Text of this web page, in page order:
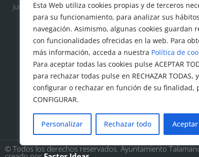
Esta Web utiliza cookies propias y de terceros
para su funcionamiento, para analizar sus
navegación. Asimismo, algunas cookies guardan
con funcionalidades ofrecidas en la web. Para
más información, acceda a nuestra Política de
Para aceptar todas las cookies pulse ACEPTAR
para rechazar todas pulse en RECHAZAR TODAS,
configurar o rechazar en función de su finalidad,
CONFIGURAR.
Personalizar Rechazar todo
Junta de Gobierno Local 2019-
2023
Áreas
Medio
Tanatorio y
Protección
© Todos los derechos reservados. Ayuntamiento